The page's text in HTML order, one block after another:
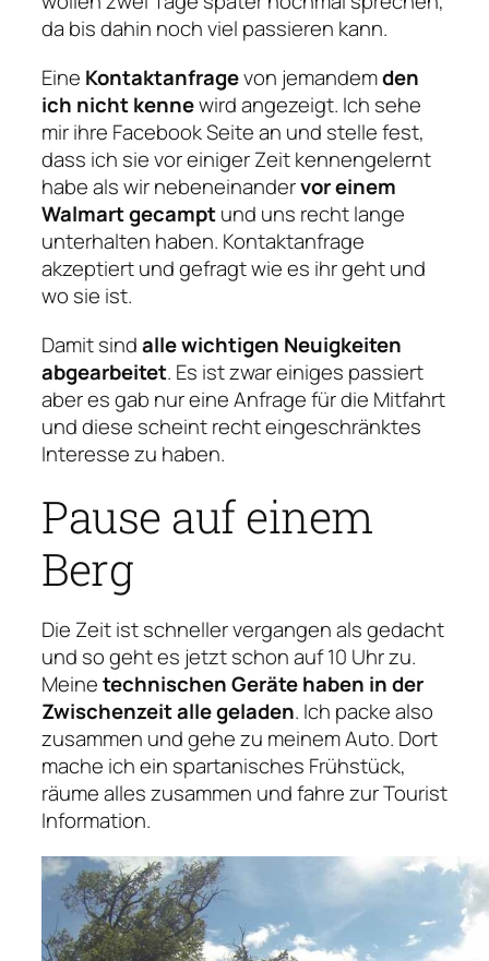
da bis dahin noch viel passieren kann.
Eine Kontaktanfragevon jemandemden
ich nicht kennewird angezeigt. Ich sehe
mir ihre Facebook Seite an und stelle fest,
dass ich sie vor einiger Zeit kennengelernt
habe als wir nebeneinandervor einem
Walmart gecamptund uns recht lange
unterhalten haben. Kontaktanfrage
akzeptiert und gefragt wie es ihr geht und
wo sie ist.
Damit sindalle wichtigen Neuigkeiten
abgearbeitet. Es ist zwar einiges passiert
aber es gab nur eine Anfrage für die Mitfahrt
und diese scheint recht eingeschränktes
Interesse zu haben.
Pause auf einem
Berg
Die Zeit ist schneller vergangen als gedacht
und so geht es jetzt schon auf 10 Uhr zu.
Meinetechnischen Geräte haben in der
Zwischenzeit alle geladen. Ich packe also
zusammen und gehe zu meinem Auto. Dort
mache ich ein spartanisches Frühstück,
räume alles zusammen und fahre zur Tourist
Information.